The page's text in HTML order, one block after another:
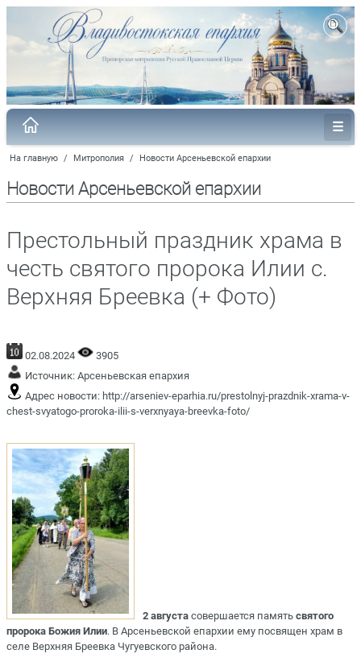
На главную / Митрополия / Новости Арсеньевской епархии
Новости Арсеньевской епархии
Престольный праздник храма в
честь святого пророка Илии с.
Верхняя Бреевка (+ Фото)
02.08.2024
3905
Источник: Арсеньевская епархия
Адрес новости: http://arseniev-eparhia.ru/prestolnyj-prazdnik-xrama-v-
chest-svyatogo-proroka-ilii-s-verxnyaya-breevka-foto/
2 августа совершается память святого
пророка Божия Илии. В Арсеньевской епархии ему посвящен храм в
селе Верхняя Бреевка Чугуевского района.